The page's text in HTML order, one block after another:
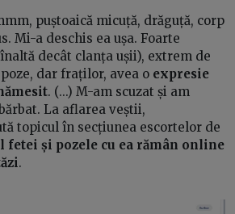
puștoaică micuță, drăguță, corp
Mi-a deschis ea ușa. Foarte
decât clanța ușii), extrem de
dar fraților, avea o expresie
. (...) M-am scuzat și am
La aflarea veștii,
topicul în secțiunea escortelor de
fetei și pozele cu ea rămân online
.